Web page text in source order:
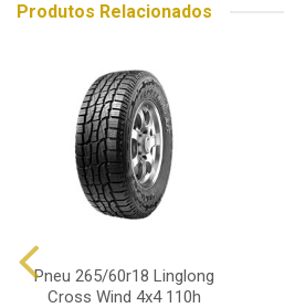
Produtos Relacionados
Pneu 265/60r18 Linglong
Cross Wind 4x4 110h